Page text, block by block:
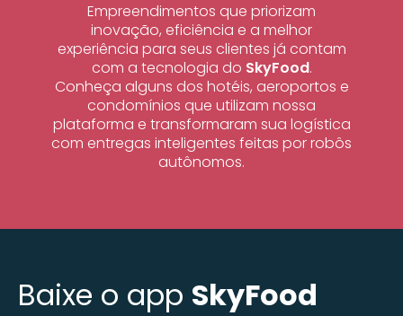
Empreendimentos que priorizam
inovação, eficiência e a melhor
experiência para seus clientes já contam
com a tecnologia do SkyFood.
Conheça alguns dos hotéis, aeroportos e
condomínios que utilizam nossa
plataforma e transformaram sua logística
com entregas inteligentes feitas por robôs
autônomos.
Baixe o app SkyFood